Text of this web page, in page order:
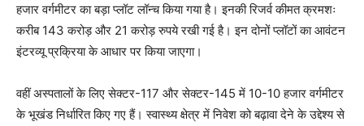
हजार वर्गमीटर का बड़ा प्लॉट लॉन्च किया गया है। इनकी रिजर्व कीमत क्रमशः
करीब 143 करोड़ और 21 करोड़ रुपये रखी गई है। इन दोनों प्लॉटों का आवंटन
इंटरव्यू प्रक्रिया के आधार पर किया जाएगा।
वहीं अस्पतालों के लिए सेक्टर-117 और सेक्टर-145 में 10-10 हजार वर्गमीटर
के भूखंड निर्धारित किए गए हैं। स्वास्थ्य क्षेत्र में निवेश को बढ़ावा देने के उद्देश्य से